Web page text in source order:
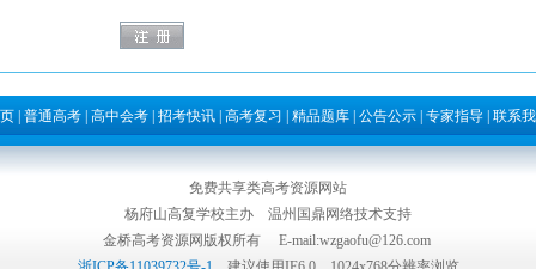
普通高考 高中会考 招考快讯 高考复习 精品题库 公告公示 专家指导 联系
免费共享类高考资源网站
杨府山高复学校主办 温州国鼎网络技术支持
金桥高考资源网版权所有 E-mail:wzgaofu@126.com